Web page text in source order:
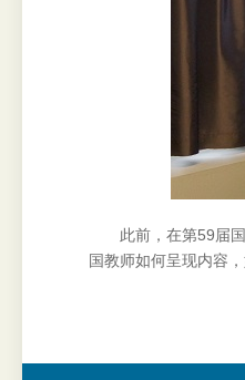
此前，在第59届
国教师如何呈现内容